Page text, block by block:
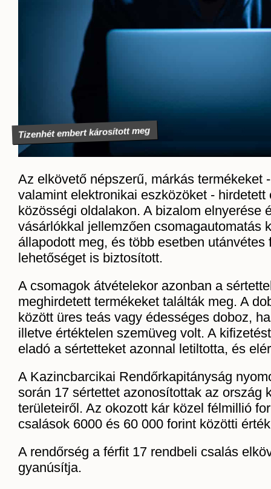
Tizenhét embert károsított meg
Az elkövető népszerű, márkás termékeket
valamint elektronikai eszközöket - hirdetett
közösségi oldalakon. A bizalom elnyerése
vásárlókkal jellemzően csomagautomatás
állapodott meg, és több esetben utánvétes
lehetőséget is biztosított.
A csomagok átvételekor azonban a
meghirdetett termékeket találták meg. A
között üres teás vagy édességes doboz,
illetve értéktelen szemüveg volt. A
eladó a sértetteket azonnal letiltotta, és
A Kazincbarcikai Rendőrkapitányság
során 17 sértettet azonosítottak az ország
területeiről. Az okozott kár közel félmillió
csalások 6000 és 60 000 forint közötti
A rendőrség a férfit 17 rendbeli csalás
gyanúsítja.